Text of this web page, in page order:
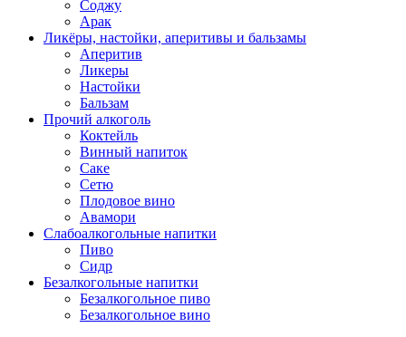
Соджу
Арак
Ликёры, настойки, аперитивы и бальзамы
Аперитив
Ликеры
Настойки
Бальзам
Прочий алкоголь
Коктейль
Винный напиток
Саке
Сетю
Плодовое вино
Авамори
Слабоалкогольные напитки
Пиво
Сидр
Безалкогольные напитки
Безалкогольное пиво
Безалкогольное вино